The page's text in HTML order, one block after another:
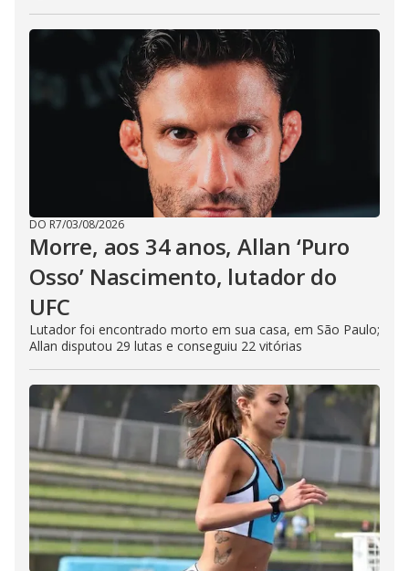
DO R7/03/08/2026
Morre, aos 34 anos, Allan ‘Puro
Osso’ Nascimento, lutador do
UFC
Lutador foi encontrado morto em sua casa, em São Paulo;
Allan disputou 29 lutas e conseguiu 22 vitórias